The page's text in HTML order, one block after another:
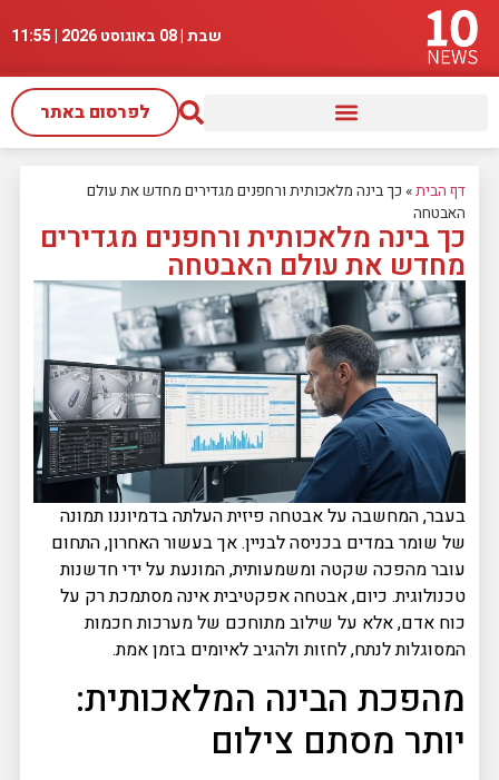
שבת | 08 באוגוסט 2026 | 11:55
לפרסום באתר
דף הבית» כך בינה מלאכותית ורחפנים מגדירים מחדש את עולם
האבטחה
כך בינה מלאכותית ורחפנים מגדירים
מחדש את עולם האבטחה
בעבר, המחשבה על אבטחה פיזית העלתה בדמיוננו תמונה
של שומר במדים בכניסה לבניין. אך בעשור האחרון, התחום
עובר מהפכה שקטה ומשמעותית, המונעת על ידי חדשנות
טכנולוגית. כיום, אבטחה אפקטיבית אינה מסתמכת רק על
כוח אדם, אלא על שילוב מתוחכם של מערכות חכמות
המסוגלות לנתח, לחזות ולהגיב לאיומים בזמן אמת.
מהפכת הבינה המלאכותית:
יותר מסתם צילום